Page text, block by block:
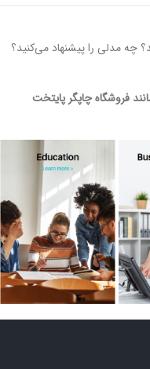
چه مدلی را پیشنهاد می‌کنید؟
فروشگاه چاپگر پایتخت